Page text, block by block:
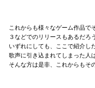
これからも様々なゲーム作品で
３などでのリリースもあるだろう
いずれにしても、ここで紹介し
歌声に引き込まれてしまった人
そんな方は是非、これからもそ